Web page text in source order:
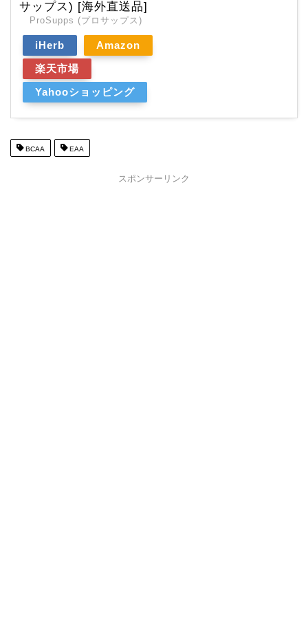
サップス) [海外直送品]
ProSupps (プロサップス)
iHerb
Amazon
楽天市場
Yahooショッピング
BCAA EAA
スポンサーリンク